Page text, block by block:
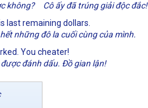
không?
Cô ấy đã trúng giải độc đắc!
last remaining dollars.
những đô la cuối cùng của mình.
You cheater!
đánh dấu. Đồ gian lận!